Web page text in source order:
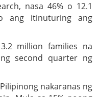
nasa 46% o 12.1
ang itinuturing ang
million families na
second quarter ng
nakaranas ng